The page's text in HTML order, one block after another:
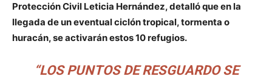
Protección Civil Leticia Hernández, detalló que en la
llegada de un eventual ciclón tropical, tormenta o
huracán, se activarán estos 10 refugios.
“LOS PUNTOS DE RESGUARDO SE